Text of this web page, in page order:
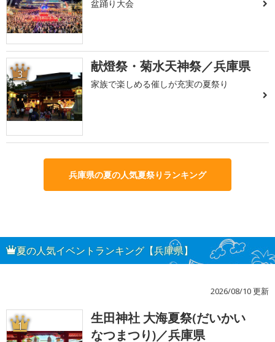
盆踊り大会
3 献燈祭・菊水天神祭／兵庫県
家族で楽しめる催しが充実の夏祭り
兵庫県の夏の人気夏祭りランキング
夏の人気イベントランキング【兵庫県】
2026/08/10 更新
1
生田神社 大海夏祭(だいかい
なつまつり)／兵庫県